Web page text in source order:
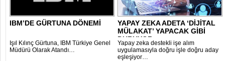
IBM’DE GÜRTUNA DÖNEMİ
Işıl Kılınç Gürtuna, IBM Türkiye Genel
Müdürü Olarak Atandı…
YAPAY ZEKA ADETA ‘DİJİTAL
MÜLAKAT’ YAPACAK GİBİ
DURUYOR..
Yapay zeka destekli işe alım
uygulamasıyla doğru işle doğru aday
eşleşiyor…